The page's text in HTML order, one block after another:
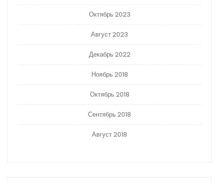
Октябрь 2023
Август 2023
Декабрь 2022
Ноябрь 2018
Октябрь 2018
Сентябрь 2018
Август 2018